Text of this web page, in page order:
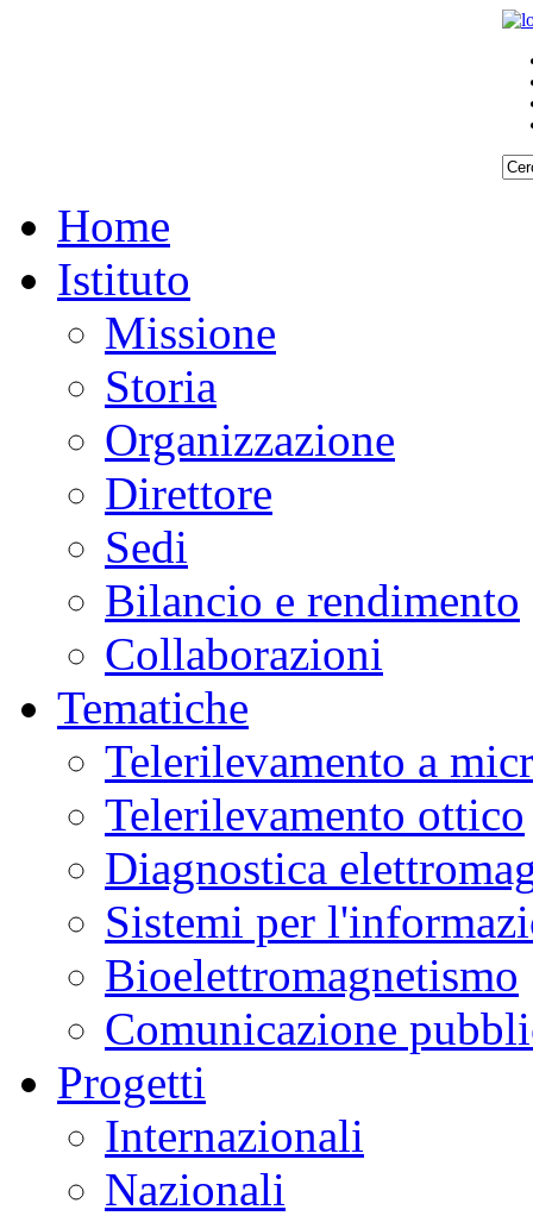
Home
Istituto
Missione
Storia
Organizzazione
Direttore
Sedi
Bilancio e rendimento
Collaborazioni
Tematiche
Telerilevamento a
Telerilevamento ottico
Diagnostica
Sistemi per
Bioelettromagnetismo
Comunicazione
Progetti
Internazionali
Nazionali